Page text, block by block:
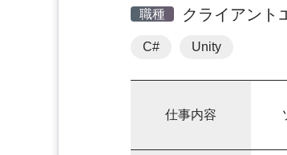
職種 クライアント
C# Unity
仕事内容